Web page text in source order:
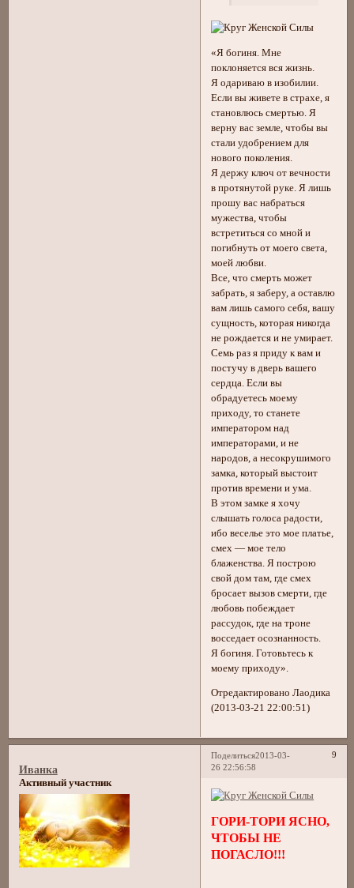
«Я богиня. Мне
поклоняется вся жизнь.
Я одариваю в изобилии.
Если вы живете в страхе, я
становлюсь смертью. Я
верну вас земле, чтобы вы
стали удобрением для
нового поколения.
Я держу ключ от вечности
в протянутой руке. Я лишь
прошу вас набраться
мужества, чтобы
встретиться со мной и
погибнуть от моего света,
моей любви.
Все, что смерть может
забрать, я заберу, а оставлю
вам лишь самого себя, вашу
сущность, которая никогда
не рождается и не умирает.
Семь раз я приду к вам и
постучу в дверь вашего
сердца. Если вы
обрадуетесь моему
приходу, то станете
императором над
императорами, и не
народов, а несокрушимого
замка, который выстоит
против времени и ума.
В этом замке я хочу
слышать голоса радости,
ибо веселье это мое платье,
смех — мое тело
блаженства. Я построю
свой дом там, где смех
бросает вызов смерти, где
любовь побеждает
рассудок, где на троне
восседает осознанность.
Я богиня. Готовьтесь к
моему приходу».
Отредактировано Лаодика
(2013-03-21 22:00:51)
Поделиться 9
2013-03-
26 22:56:58
Иванка
Активный участник
ГОРИ-ТОРИ ЯСНО,
ЧТОБЫ НЕ
ПОГАСЛО!!!